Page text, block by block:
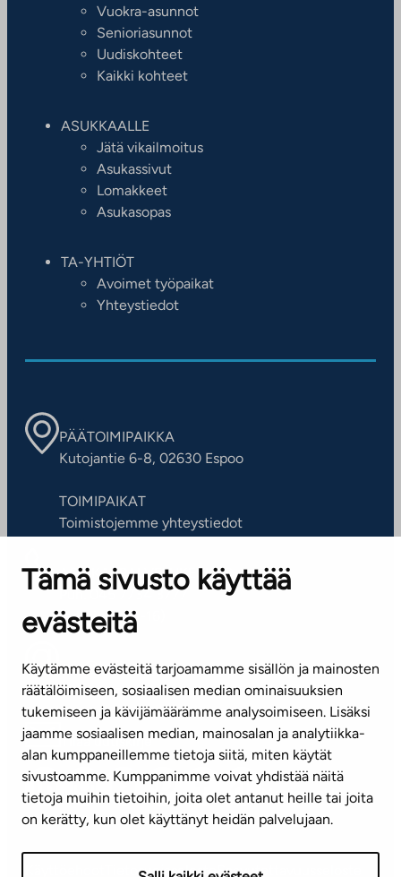
Tämä sivusto käyttää
evästeitä
Käytämme evästeitä tarjoamamme sisällön ja mainosten
räätälöimiseen, sosiaalisen median ominaisuuksien
tukemiseen ja kävijämäärämme analysoimiseen. Lisäksi
jaamme sosiaalisen median, mainosalan ja analytiikka-
alan kumppaneillemme tietoja siitä, miten käytät
sivustoamme. Kumppanimme voivat yhdistää näitä
tietoja muihin tietoihin, joita olet antanut heille tai joita
on kerätty, kun olet käyttänyt heidän palvelujaan.
Vuokra-asunnot
Senioriasunnot
Uudiskohteet
Kaikki kohteet
ASUKKAALLE
Jätä vikailmoitus
Asukassivut
Lomakkeet
Asukasopas
TA-YHTIÖT
Avoimet työpaikat
Yhteystiedot
PÄÄTOIMIPAIKKA
Kutojantie 6-8, 02630 Espoo
TOIMIPAIKAT
Toimistojemme yhteystiedot
ASIAKASPALVELUKESKUS
Puh. 045 7734 3777
(arkisin klo 8-16)
info@ta.fi
Tilaa uutiskirje
Mediapankki
TietosuojaselosteSaavutettavuusseloste